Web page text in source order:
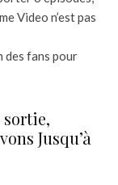
Video n’est pas
des fans pour
sortie,
Jusqu’à